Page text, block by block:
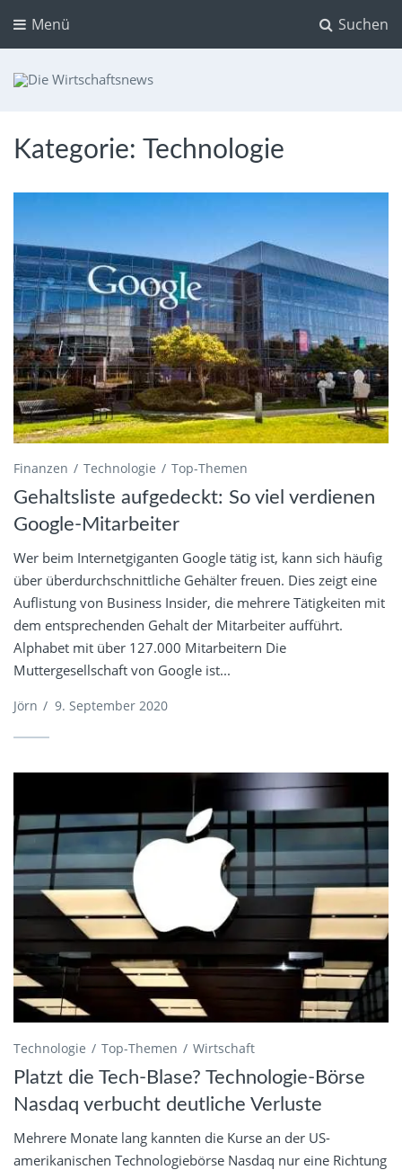
Suchen
Menü
Kategorie: Technologie
Finanzen Technologie Top-Themen
Gehaltsliste aufgedeckt: So viel verdienen
Google-Mitarbeiter
Wer beim Internetgiganten Google tätig ist, kann sich häufig
über überdurchschnittliche Gehälter freuen. Dies zeigt eine
Auflistung von Business Insider, die mehrere Tätigkeiten mit
dem entsprechenden Gehalt der Mitarbeiter aufführt.
Alphabet mit über 127.000 Mitarbeitern Die
Muttergesellschaft von Google ist...
Jörn / 9. September 2020
Technologie Top-Themen Wirtschaft
Platzt die Tech-Blase? Technologie-Börse
Nasdaq verbucht deutliche Verluste
Mehrere Monate lang kannten die Kurse an der US-
amerikanischen Technologiebörse Nasdaq nur eine Richtung